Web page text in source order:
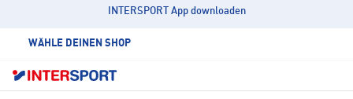
INTERSPORT App downloaden
WÄHLE DEINEN SHOP